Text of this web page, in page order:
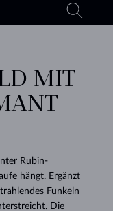
MIT
Rubin-
hängt. Ergänzt
Funkeln
Die